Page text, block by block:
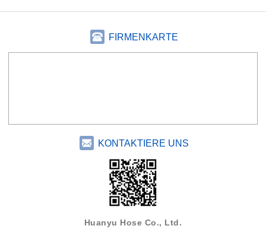
FIRMENKARTE
KONTAKTIERE UNS
Huanyu Hose Co., Ltd.